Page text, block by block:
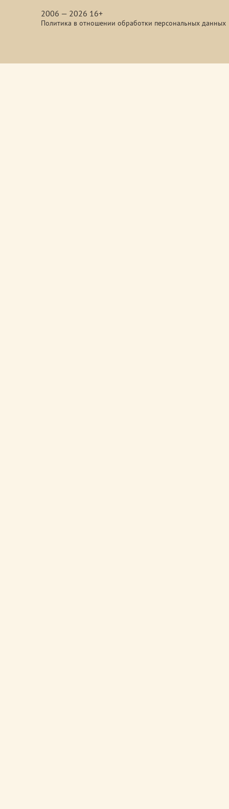
2006 — 2026 16+
Политика в отношении обработки персональных данных